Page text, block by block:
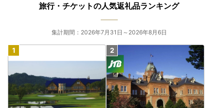
旅行・チケットの人気返礼品ランキング
集計期間：2026年7月31日～2026年8月6日